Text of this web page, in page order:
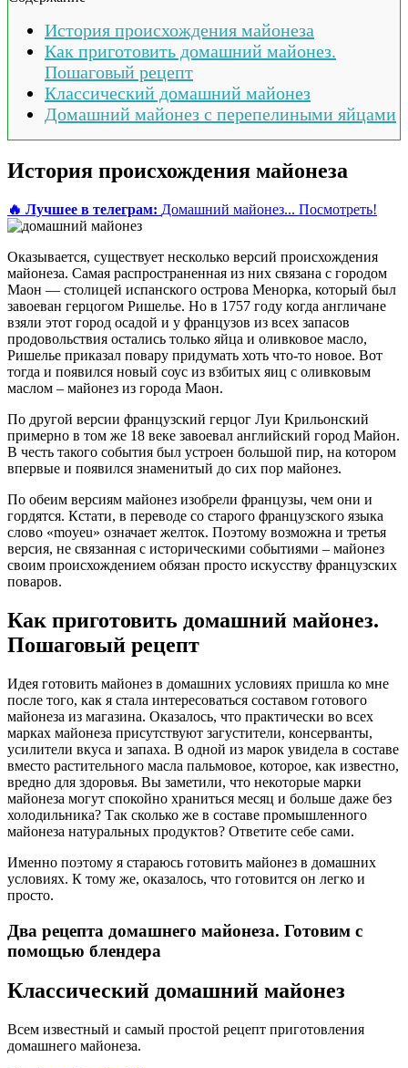
История происхождения майонеза
Как приготовить домашний майонез.
Пошаговый рецепт
Классический домашний майонез
Домашний майонез с перепелиными яйцами
История происхождения майонеза
🔥 Лучшее в телеграм: Домашний майонез... Посмотреть!
Оказывается, существует несколько версий происхождения
майонеза. Самая распространенная из них связана с городом
Маон — столицей испанского острова Менорка, который был
завоеван герцогом Ришелье. Но в 1757 году когда англичане
взяли этот город осадой и у французов из всех запасов
продовольствия остались только яйца и оливковое масло,
Ришелье приказал повару придумать хоть что-то новое. Вот
тогда и появился новый соус из взбитых яиц с оливковым
маслом – майонез из города Маон.
По другой версии французский герцог Луи Крильонский
примерно в том же 18 веке завоевал английский город Майон.
В честь такого события был устроен большой пир, на котором
впервые и появился знаменитый до сих пор майонез.
По обеим версиям майонез изобрели французы, чем они и
гордятся. Кстати, в переводе со старого французского языка
слово «moyeu» означает желток. Поэтому возможна и третья
версия, не связанная с историческими событиями – майонез
своим происхождением обязан просто искусству французских
поваров.
Как приготовить домашний майонез.
Пошаговый рецепт
Идея готовить майонез в домашних условиях пришла ко мне
после того, как я стала интересоваться составом готового
майонеза из магазина. Оказалось, что практически во всех
марках майонеза присутствуют загустители, консерванты,
усилители вкуса и запаха. В одной из марок увидела в составе
вместо растительного масла пальмовое, которое, как известно,
вредно для здоровья. Вы заметили, что некоторые марки
майонеза могут спокойно храниться месяц и больше даже без
холодильника? Так сколько же в составе промышленного
майонеза натуральных продуктов? Ответите себе сами.
Именно поэтому я стараюсь готовить майонез в домашних
условиях. К тому же, оказалось, что готовится он легко и
просто.
Два рецепта домашнего майонеза. Готовим с
помощью блендера
Классический домашний майонез
Всем известный и самый простой рецепт приготовления
домашнего майонеза.